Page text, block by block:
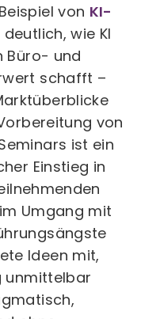
von KI-
wie KI
Büro- und
schafft –
von
ist ein
Einstieg in
Umgang mit
Ideen mit,
unmittelbar